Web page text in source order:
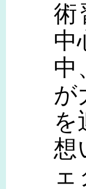
術
中
中
が
を
想